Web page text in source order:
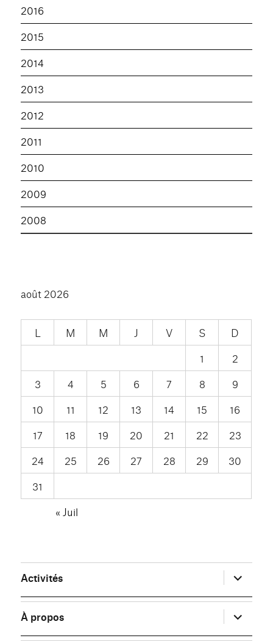
2016
2015
2014
2013
2012
2011
2010
2009
2008
août 2026
L M M J V S
D
1
2
3
4 5 6 7 8
9
10
11 12 13 14 15
16
17
18 19 20 21 22
23
24
25 26 27 28 29
30
31
« Juil
Activités ouvrir
le
sous-
menu
À propos
ouvrir
le
sous-